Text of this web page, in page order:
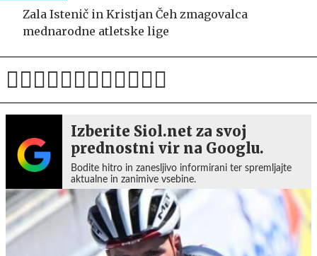
Zala Istenič in Kristjan Čeh zmagovalca
mednarodne atletske lige
Izberite Siol.net za svoj
prednostni vir na Googlu.
Bodite hitro in zanesljivo informirani ter spremljajte
aktualne in zanimive vsebine.